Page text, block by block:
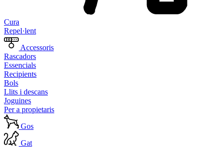
Cura
Repel·lent
Accessoris
Rascadors
Essencials
Recipients
Bols
Llits i descans
Joguines
Per a propietaris
Gos
Gat